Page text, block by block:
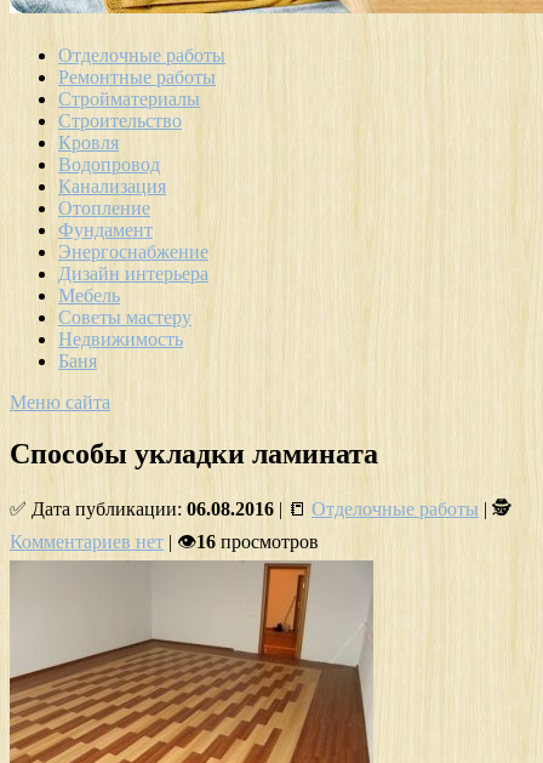
Отделочные работы
Ремонтные работы
Стройматериалы
Строительство
Кровля
Водопровод
Канализация
Отопление
Фундамент
Энергоснабжение
Дизайн интерьера
Мебель
Советы мастеру
Недвижимость
Баня
Меню сайта
Способы укладки ламината
✅ Дата публикации: 06.08.2016 | 📒 Отделочные работы | 🕵
Комментариев нет | 👁16 просмотров